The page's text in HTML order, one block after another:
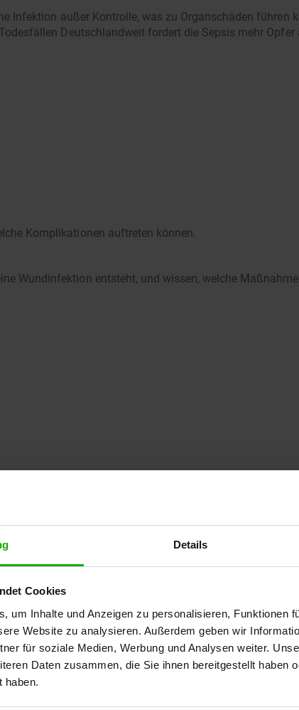
Details
Cookies
um Inhalte und Anzeigen zu personalisieren, Funktionen
Website zu analysieren. Außerdem geben wir
für soziale Medien, Werbung und Analysen weiter.
Daten zusammen, die Sie ihnen bereitgestellt haben
haben.
Infektion außer Kontrolle, was zu Organschäden führen
Deutschlandweit fordert die Sepsis mehr Opfer
Komplikationen auftreten können.
Wundinfektion entsteht, und wissen, welche
Teilnahme an dem Online-Seminar voraus. Das
werden.